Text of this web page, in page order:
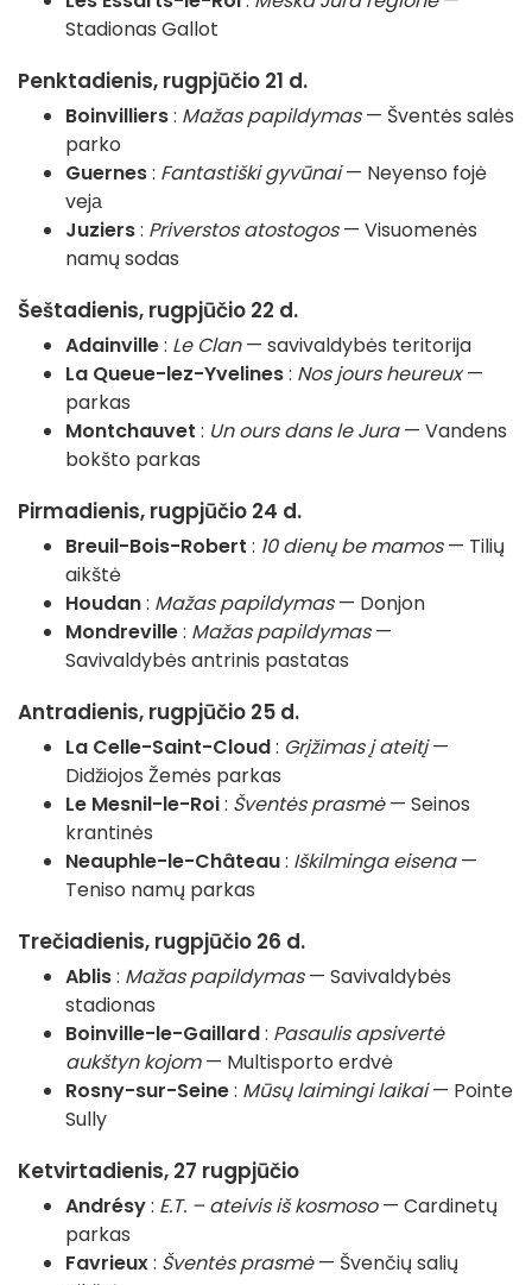
Stadionas Gallot
Penktadienis, rugpjūčio 21 d.
Boinvilliers: Mažas papildymas— Šventės salės
parko
Guernes: Fantastiški gyvūnai— Neyenso fojė
vejа
Juziers: Priverstos atostogos— Visuomenės
namų sodas
Šeštadienis, rugpjūčio 22 d.
Adainville: Le Clan— savivaldybės teritorija
La Queue-lez-Yvelines: Nos jours heureux—
parkas
Montchauvet : Un ours dans le Jura— Vandens
bokšto parkas
Pirmadienis, rugpjūčio 24 d.
Breuil-Bois-Robert : 10 dienų be mamos— Tilių
aikštė
Houdan: Mažas papildymas— Donjon
Mondreville: Mažas papildymas—
Savivaldybės antrinis pastatas
Antradienis, rugpjūčio 25 d.
La Celle-Saint-Cloud: Grįžimas į ateitį—
Didžiojos Žemės parkas
Le Mesnil-le-Roi: Šventės prasmė— Seinos
krantinės
Neauphle-le-Château: Iškilminga eisena—
Teniso namų parkas
Trečiadienis, rugpjūčio 26 d.
Ablis: Mažas papildymas— Savivaldybės
stadionas
Boinville-le-Gaillard: Pasaulis apsivertė
aukštyn kojom— Multisporto erdvė
Rosny-sur-Seine: Mūsų laimingi laikai— Pointe
Sully
Ketvirtadienis, 27 rugpjūčio
Andrésy: E.T. – ateivis iš kosmoso— Cardinetų
parkas
Favrieux: Šventės prasmė— Švenčių salių